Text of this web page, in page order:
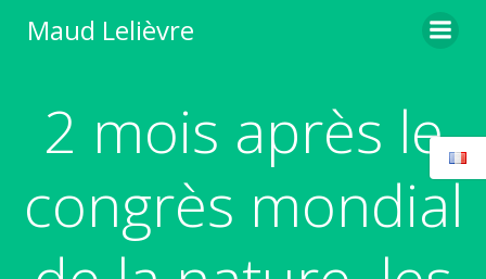
Maud Lelièvre
2 mois après le
congrès mondial